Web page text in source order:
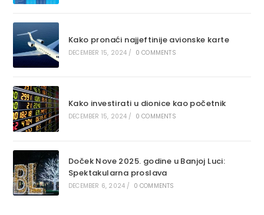
Kako pronaći najjeftinije avionske karte
DECEMBER 15, 2024 / 0 COMMENTS
Kako investirati u dionice kao početnik
DECEMBER 15, 2024 / 0 COMMENTS
Doček Nove 2025. godine u Banjoj Luci:
Spektakularna proslava
DECEMBER 6, 2024 / 0 COMMENTS